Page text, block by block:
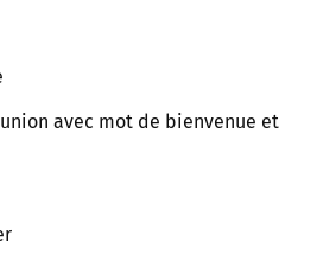
avec mot de bienvenue et